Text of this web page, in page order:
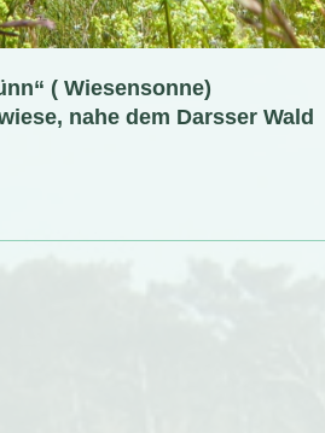
( Wiesensonne)
nahe dem Darsser Wald